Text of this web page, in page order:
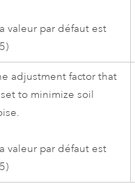
valeur par défaut est
adjustment factor that
to minimize soil
valeur par défaut est